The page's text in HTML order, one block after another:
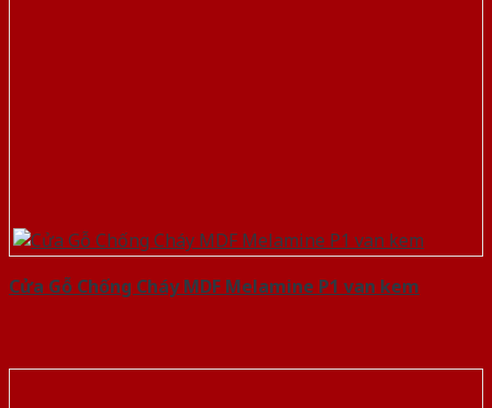
Cửa Gỗ Chống Cháy MDF Melamine P1 van kem